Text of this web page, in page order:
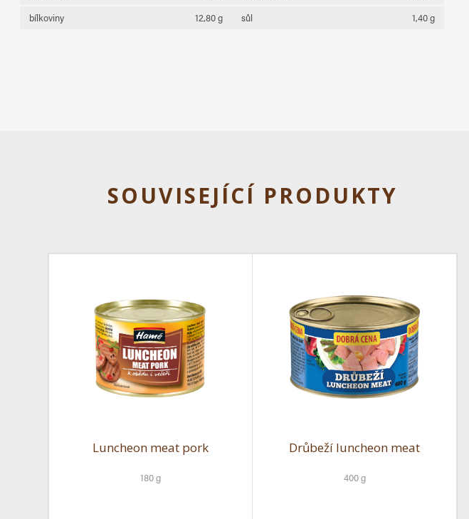
bílkoviny
12,80 g sůl 1,40 g
SOUVISEJÍCÍ PRODUKTY
Luncheon meat pork
180 g
Drůbeží luncheon meat
400 g